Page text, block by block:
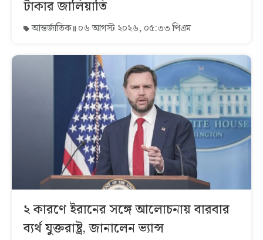
টাকার জালিয়াতি
আন্তর্জাতিক ০৬ আগস্ট ২০২৬, ০৫:৩৩ পিএম
২ কারণে ইরানের সঙ্গে আলোচনায় বারবার
ব্যর্থ যুক্তরাষ্ট্র, জানালেন ভ্যান্স